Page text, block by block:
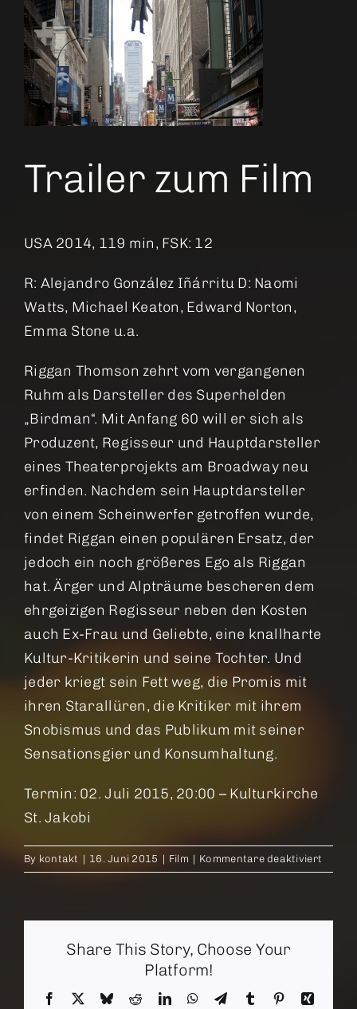
Trailer zum Film
USA 2014, 119 min, FSK: 12
R: Alejandro González Iñárritu D: Naomi
Watts, Michael Keaton, Edward Norton,
Emma Stone u.a.
Riggan Thomson zehrt vom vergangenen
Ruhm als Darsteller des Superhelden
„Birdman“. Mit Anfang 60 will er sich als
Produzent, Regisseur und Hauptdarsteller
eines Theaterprojekts am Broadway neu
erfinden. Nachdem sein Hauptdarsteller
von einem Scheinwerfer getroffen wurde,
findet Riggan einen populären Ersatz, der
jedoch ein noch größeres Ego als Riggan
hat. Ärger und Alpträume bescheren dem
ehrgeizigen Regisseur neben den Kosten
auch Ex-Frau und Geliebte, eine knallharte
Kultur-Kritikerin und seine Tochter. Und
jeder kriegt sein Fett weg, die Promis mit
ihren Starallüren, die Kritiker mit ihrem
Snobismus und das Publikum mit seiner
Sensationsgier und Konsumhaltung.
Termin: 02. Juli 2015, 20:00 – Kulturkirche
St. Jakobi
By kontakt | 16. Juni 2015 | Film | Kommentare deaktiviert
Share This Story, Choose Your
Platform!
Facebook BlueskyRedditLinkedInWhatsApp
TelegramTumblr PinterestXing